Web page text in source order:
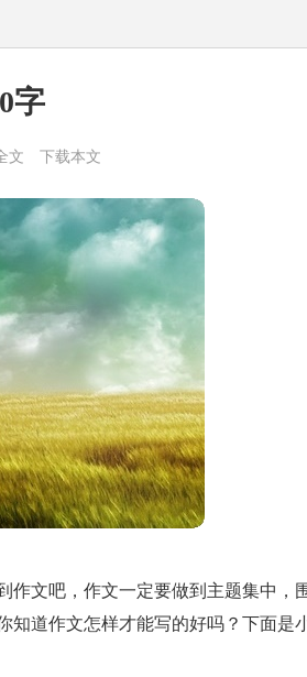
字
文 下载本文
作文吧，作文一定要做到主题集中，
知道作文怎样才能写的好吗？下面是